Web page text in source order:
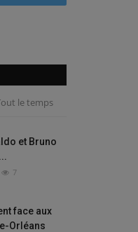
le temps
et Bruno
7
face aux
Orléans